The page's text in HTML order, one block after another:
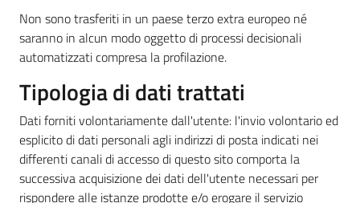
Non sono trasferiti in un paese terzo extra europeo né
saranno in alcun modo oggetto di processi decisionali
automatizzati compresa la profilazione.
Tipologia di dati trattati
Dati forniti volontariamente dall'utente: l'invio volontario ed
esplicito di dati personali agli indirizzi di posta indicati nei
differenti canali di accesso di questo sito comporta la
successiva acquisizione dei dati dell'utente necessari per
rispondere alle istanze prodotte e/o erogare il servizio